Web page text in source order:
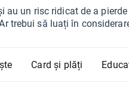
au un risc ridicat de a
trebui să luați în
Card și plăți